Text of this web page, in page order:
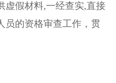
虚假材料,一经查实,直接
员的资格审查工作，贯